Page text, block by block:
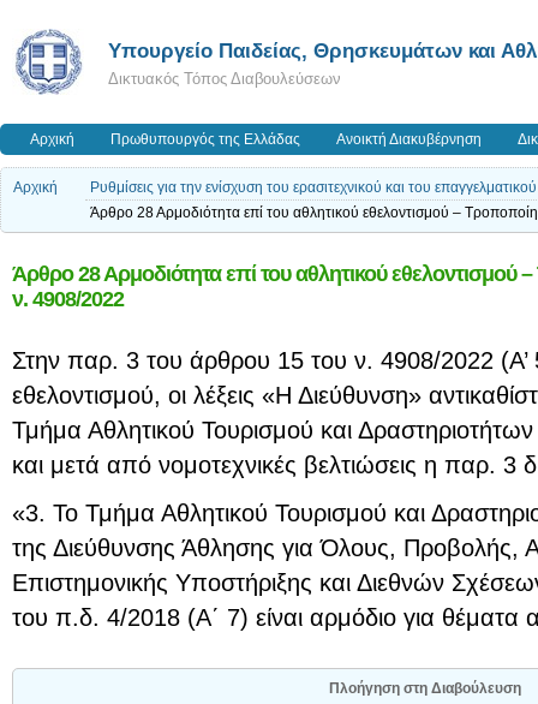
Υπουργείο Παιδείας, Θρησκευμάτων και
Δικτυακός Τόπος Διαβουλεύσεων
Αρχική Πρωθυπουργός της Ελλάδας Ανοικτή Διακυβέρνηση
Αρχική
Ρυθμίσεις για την ενίσχυση του ερασιτεχνικού και του
Άρθρο 28 Αρμοδιότητα επί του αθλητικού εθελοντισμού –
Άρθρο 28 Αρμοδιότητα επί του αθλητικού
ν. 4908/2022
Στην παρ. 3 του άρθρου 15 του ν. 4908/2022 (Α’
εθελοντισμού, οι λέξεις «Η Διεύθυνση»
Τμήμα Αθλητικού Τουρισμού και
και μετά από νομοτεχνικές βελτιώσεις η παρ. 3
«3. Το Τμήμα Αθλητικού Τουρισμού και
της Διεύθυνσης Άθλησης για Όλους, Προβολής,
Επιστημονικής Υποστήριξης και Διεθνών
του π.δ. 4/2018 (Α΄ 7) είναι αρμόδιο για θέματα
Πλοήγηση στη Διαβούλευση